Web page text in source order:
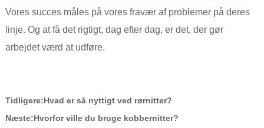
Vores succes måles på vores fravær af problemer på deres
linje. Og at få det rigtigt, dag efter dag, er det, der gør
arbejdet værd at udføre.
Tidligere:Hvad er så nyttigt ved rørnitter?
Næste:Hvorfor ville du bruge kobbernitter?